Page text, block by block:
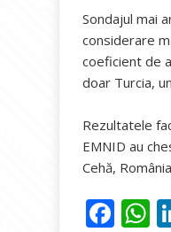
Sondajul mai
considerare
coeficient de
doar Turcia,
Rezultatele
EMNID au
Cehă,
F